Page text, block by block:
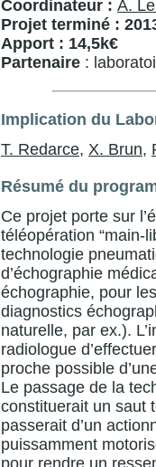
Coordinateur : A.
Projet terminé :
Apport : 14,5k€
Partenaire :
Implication du
T. Redarce, X. Brun,
Résumé du
Ce projet porte sur
téléopération “main-
technologie
d’échographie
échographie, pour
diagnostics
naturelle, par ex.).
radiologue
proche possible
Le passage de la
constituerait un saut
passerait d’un
puissamment
pour rendre un